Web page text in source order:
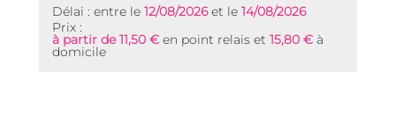
Délai : entre le 12/08/2026et le 14/08/2026
Prix :
à partir de 11,50 € en point relais et 15,80 € à
domicile